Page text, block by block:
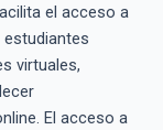
el acceso a
virtuales,
El acceso a